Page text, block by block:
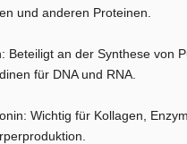
und anderen Proteinen.
Beteiligt an der Synthese von
für DNA und RNA.
Wichtig für Kollagen,